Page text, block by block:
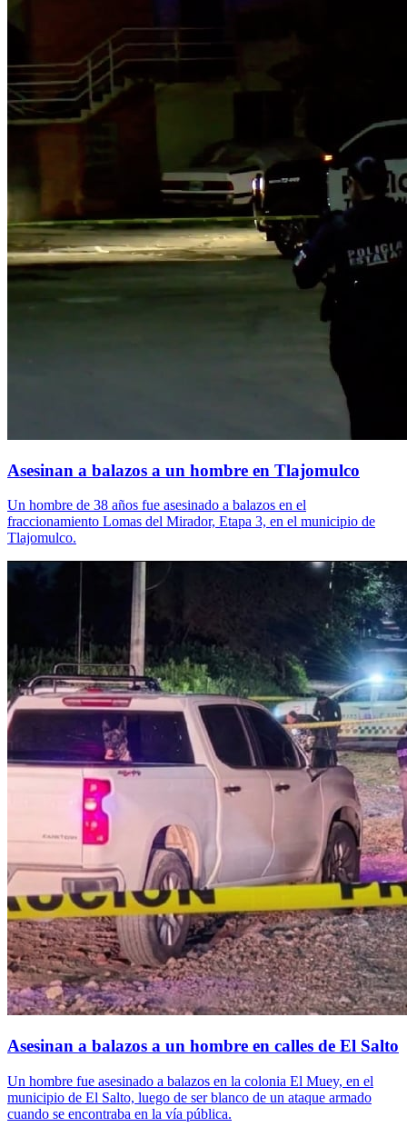
Asesinan a balazos a un hombre en Tlajomulco
Un hombre de 38 años fue asesinado a balazos en el
fraccionamiento Lomas del Mirador, Etapa 3, en el municipio de
Tlajomulco.
Asesinan a balazos a un hombre en calles de El Salto
Un hombre fue asesinado a balazos en la colonia El Muey, en el
municipio de El Salto, luego de ser blanco de un ataque armado
cuando se encontraba en la vía pública.